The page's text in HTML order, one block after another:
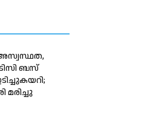
ബസ്
മരിച്ചു